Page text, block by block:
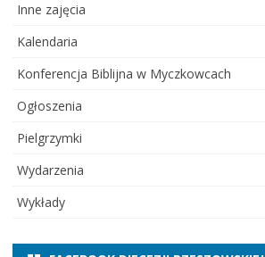
Inne zajęcia
Kalendaria
Konferencja Biblijna w Myczkowcach
Ogłoszenia
Pielgrzymki
Wydarzenia
Wykłady